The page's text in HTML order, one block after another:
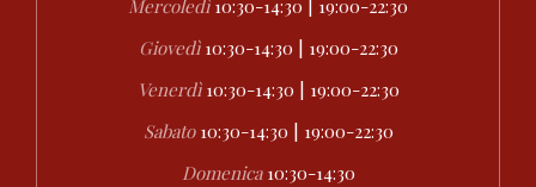
Mercoledì 10:30-14:30 | 19:00-22:30
Giovedì 10:30-14:30 | 19:00-22:30
Venerdì 10:30-14:30 | 19:00-22:30
Sabato 10:30-14:30 | 19:00-22:30
Domenica 10:30-14:30